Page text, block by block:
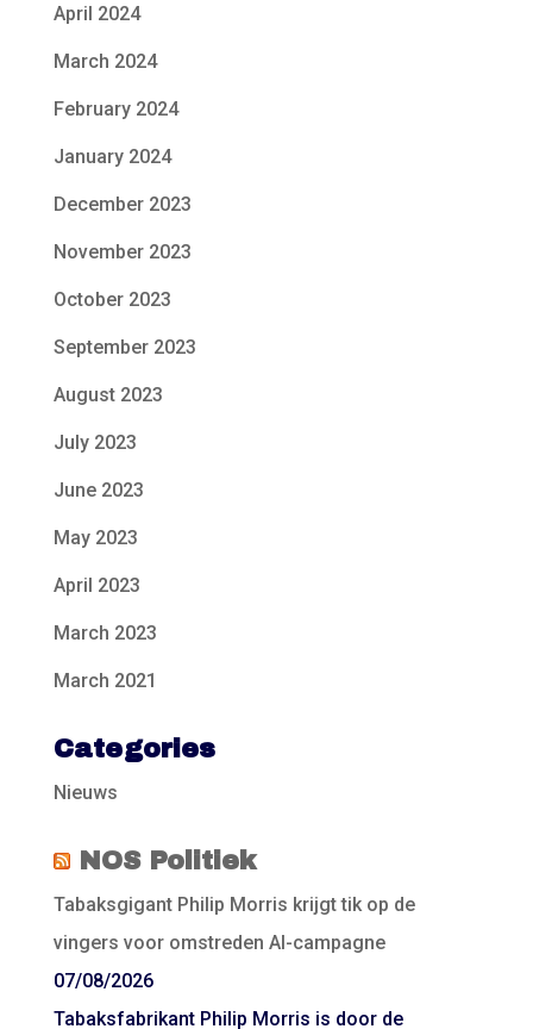
April 2024
March 2024
February 2024
January 2024
December 2023
November 2023
October 2023
September 2023
August 2023
July 2023
June 2023
May 2023
April 2023
March 2023
March 2021
Categories
Nieuws
NOS Politiek
Tabaksgigant Philip Morris krijgt tik op de
vingers voor omstreden AI-campagne
07/08/2026
Tabaksfabrikant Philip Morris is door de